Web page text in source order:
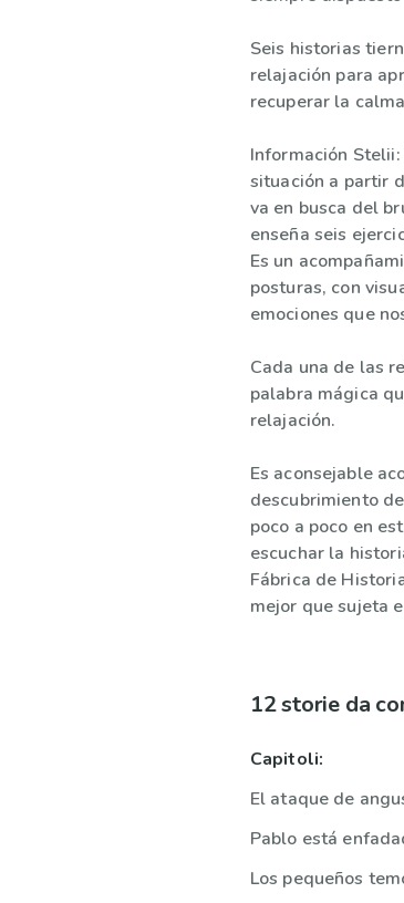
Seis historias
relajación para
recuperar la
Información
situación a partir
va en busca del
enseña seis
Es un
posturas, con
emociones que
Cada una de las
palabra mágica
relajación.
Es aconsejable
descubrimiento
poco a poco en
escuchar la
Fábrica de
mejor que sujeta
12 storie da
Capitoli:
El ataque de
Pablo está
Los pequeños